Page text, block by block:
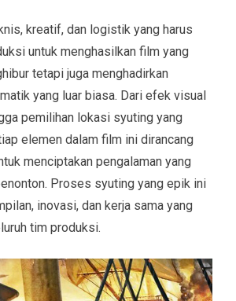
kreatif, dan logistik yang harus
untuk menghasilkan film yang
tetapi juga menghadirkan
yang luar biasa. Dari efek visual
pemilihan lokasi syuting yang
elemen dalam film ini dirancang
menciptakan pengalaman yang
Proses syuting yang epik ini
inovasi, dan kerja sama yang
tim produksi.